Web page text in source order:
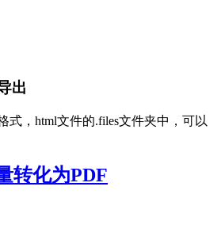
出
式，html文件的.files文件夹中，可以
转化为PDF